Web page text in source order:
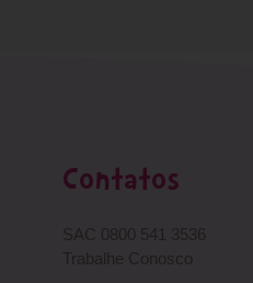
Contatos